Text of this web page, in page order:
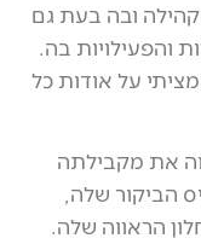
הקהילה ובה בעת גם
והפעילויות בה.
על אודות כל
את מקבילתה
הביקור שלה,
הראווה שלה.